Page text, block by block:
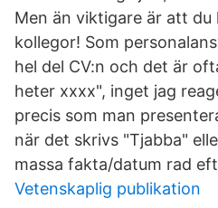
Men än viktigare är att du
kollegor! Som
hel del CV:n och det är
heter xxxx", inget jag
precis som man
när det skrivs "Tjabba"
massa fakta/datum rad
Vetenskaplig publikation